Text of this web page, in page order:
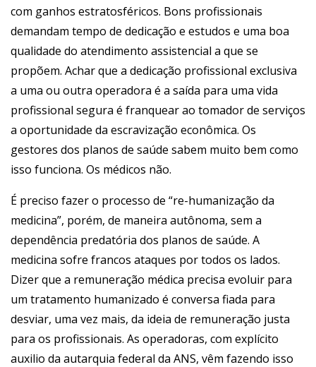
com ganhos estratosféricos. Bons profissionais
demandam tempo de dedicação e estudos e uma boa
qualidade do atendimento assistencial a que se
propõem. Achar que a dedicação profissional exclusiva
a uma ou outra operadora é a saída para uma vida
profissional segura é franquear ao tomador de serviços
a oportunidade da escravização econômica. Os
gestores dos planos de saúde sabem muito bem como
isso funciona. Os médicos não.
É preciso fazer o processo de “re-humanização da
medicina”, porém, de maneira autônoma, sem a
dependência predatória dos planos de saúde. A
medicina sofre francos ataques por todos os lados.
Dizer que a remuneração médica precisa evoluir para
um tratamento humanizado é conversa fiada para
desviar, uma vez mais, da ideia de remuneração justa
para os profissionais. As operadoras, com explícito
auxilio da autarquia federal da ANS, vêm fazendo isso